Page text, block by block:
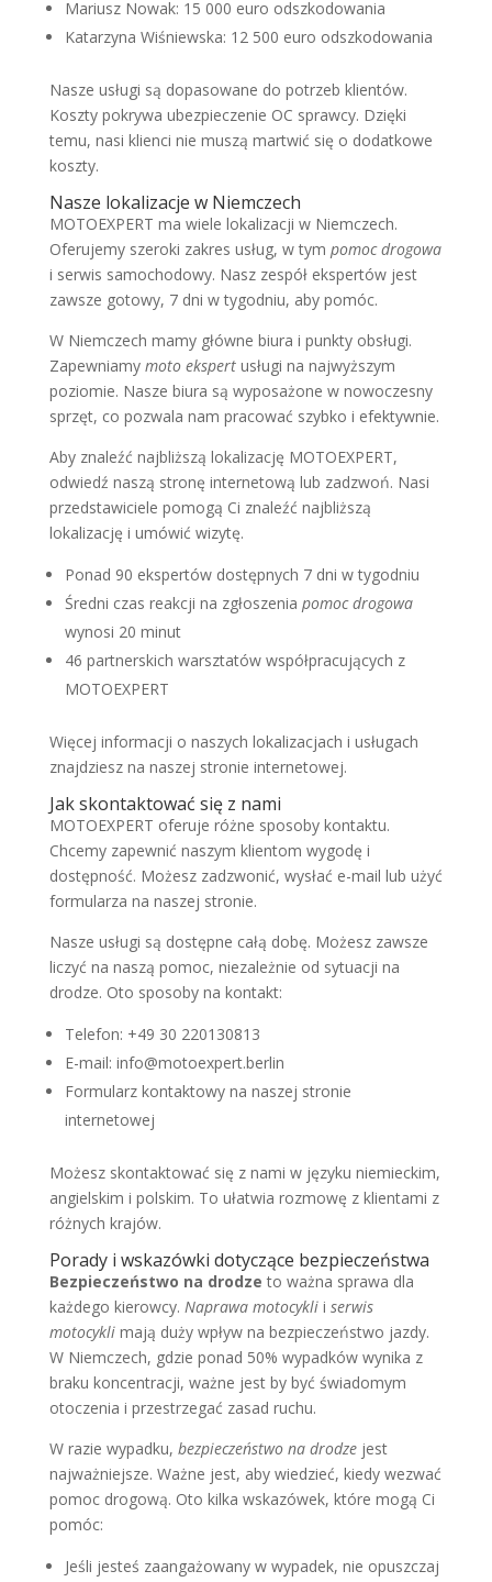
Mariusz Nowak: 15 000 euro odszkodowania
Katarzyna Wiśniewska: 12 500 euro odszkodowania
Nasze usługi są dopasowane do potrzeb klientów.
Koszty pokrywa ubezpieczenie OC sprawcy. Dzięki
temu, nasi klienci nie muszą martwić się o dodatkowe
koszty.
Nasze lokalizacje w Niemczech
MOTOEXPERT ma wiele lokalizacji w Niemczech.
Oferujemy szeroki zakres usług, w tym pomoc drogowa
i serwis samochodowy. Nasz zespół ekspertów jest
zawsze gotowy, 7 dni w tygodniu, aby pomóc.
W Niemczech mamy główne biura i punkty obsługi.
Zapewniamy moto ekspertusługi na najwyższym
poziomie. Nasze biura są wyposażone w nowoczesny
sprzęt, co pozwala nam pracować szybko i efektywnie.
Aby znaleźć najbliższą lokalizację MOTOEXPERT,
odwiedź naszą stronę internetową lub zadzwoń. Nasi
przedstawiciele pomogą Ci znaleźć najbliższą
lokalizację i umówić wizytę.
Ponad 90 ekspertów dostępnych 7 dni w tygodniu
Średni czas reakcji na zgłoszenia pomoc drogowa
wynosi 20 minut
46 partnerskich warsztatów współpracujących z
MOTOEXPERT
Więcej informacji o naszych lokalizacjach i usługach
znajdziesz na naszej stronie internetowej.
Jak skontaktować się z nami
MOTOEXPERT oferuje różne sposoby kontaktu.
Chcemy zapewnić naszym klientom wygodę i
dostępność. Możesz zadzwonić, wysłać e-mail lub użyć
formularza na naszej stronie.
Nasze usługi są dostępne całą dobę. Możesz zawsze
liczyć na naszą pomoc, niezależnie od sytuacji na
drodze. Oto sposoby na kontakt:
Telefon: +49 30 220130813
E-mail: info@motoexpert.berlin
Formularz kontaktowy na naszej stronie
internetowej
Możesz skontaktować się z nami w języku niemieckim,
angielskim i polskim. To ułatwia rozmowę z klientami z
różnych krajów.
Porady i wskazówki dotyczące bezpieczeństwa
Bezpieczeństwo na drodze to ważna sprawa dla
każdego kierowcy. Naprawa motocyklii serwis
motocyklimają duży wpływ na bezpieczeństwo jazdy.
W Niemczech, gdzie ponad 50% wypadków wynika z
braku koncentracji, ważne jest by być świadomym
otoczenia i przestrzegać zasad ruchu.
W razie wypadku, bezpieczeństwo na drodzejest
najważniejsze. Ważne jest, aby wiedzieć, kiedy wezwać
pomoc drogową. Oto kilka wskazówek, które mogą Ci
pomóc:
Jeśli jesteś zaangażowany w wypadek, nie opuszczaj